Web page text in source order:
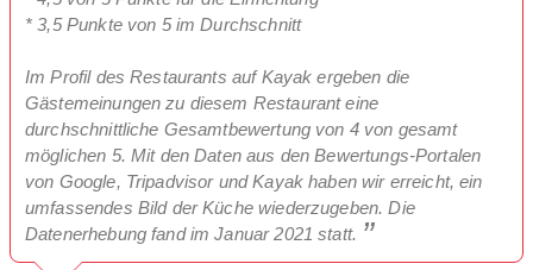
* 3,5 Punkte von 5 im Durchschnitt
Im Profil des Restaurants auf Kayak ergeben die
Gästemeinungen zu diesem Restaurant eine
durchschnittliche Gesamtbewertung von 4 von gesamt
möglichen 5. Mit den Daten aus den Bewertungs-Portalen
von Google, Tripadvisor und Kayak haben wir erreicht, ein
umfassendes Bild der Küche wiederzugeben. Die
Datenerhebung fand im Januar 2021 statt.